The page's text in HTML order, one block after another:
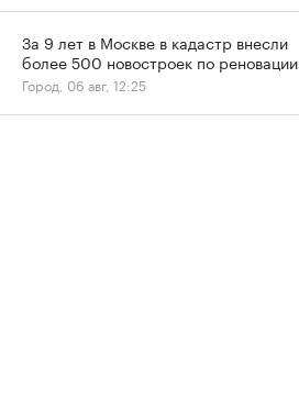
За 9 лет в Москве в кадастр внесли
более 500 новостроек по реновации
Город, 06 авг, 12:25